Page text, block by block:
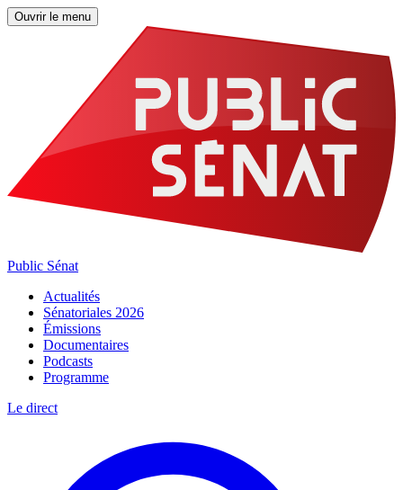
Ouvrir le menu
Public Sénat
Actualités
Sénatoriales 2026
Émissions
Documentaires
Podcasts
Programme
Le direct